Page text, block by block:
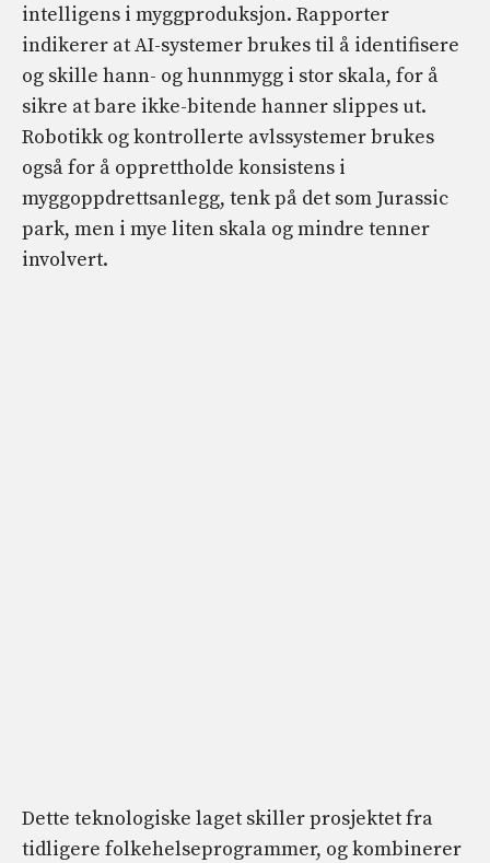
intelligens i myggproduksjon. Rapporter
indikerer at AI-systemer brukes til å identifisere
og skille hann- og hunnmygg i stor skala, for å
sikre at bare ikke-bitende hanner slippes ut.
Robotikk og kontrollerte avlssystemer brukes
også for å opprettholde konsistens i
myggoppdrettsanlegg, tenk på det som Jurassic
park, men i mye liten skala og mindre tenner
involvert.
Dette teknologiske laget skiller prosjektet fra
tidligere folkehelseprogrammer, og kombinerer